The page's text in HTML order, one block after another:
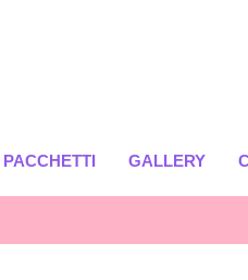
PACCHETTI GALLERY